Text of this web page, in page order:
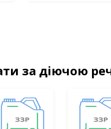
за діючою